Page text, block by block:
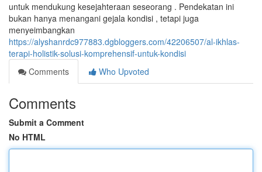
untuk mendukung kesejahteraan seseorang . Pendekatan ini
bukan hanya menangani gejala kondisi , tetapi juga
menyeimbangkan
https://alyshanrdc977883.dgbloggers.com/42206507/al-ikhlas-
terapi-holistik-solusi-komprehensif-untuk-kondisi
Comments
Who Upvoted
Comments
Submit a Comment
No HTML